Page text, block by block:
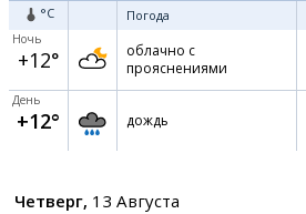
°C Погода
Ночь
+12°
облачно с
прояснениями
День
+12° дождь
Четверг, 13 Августа